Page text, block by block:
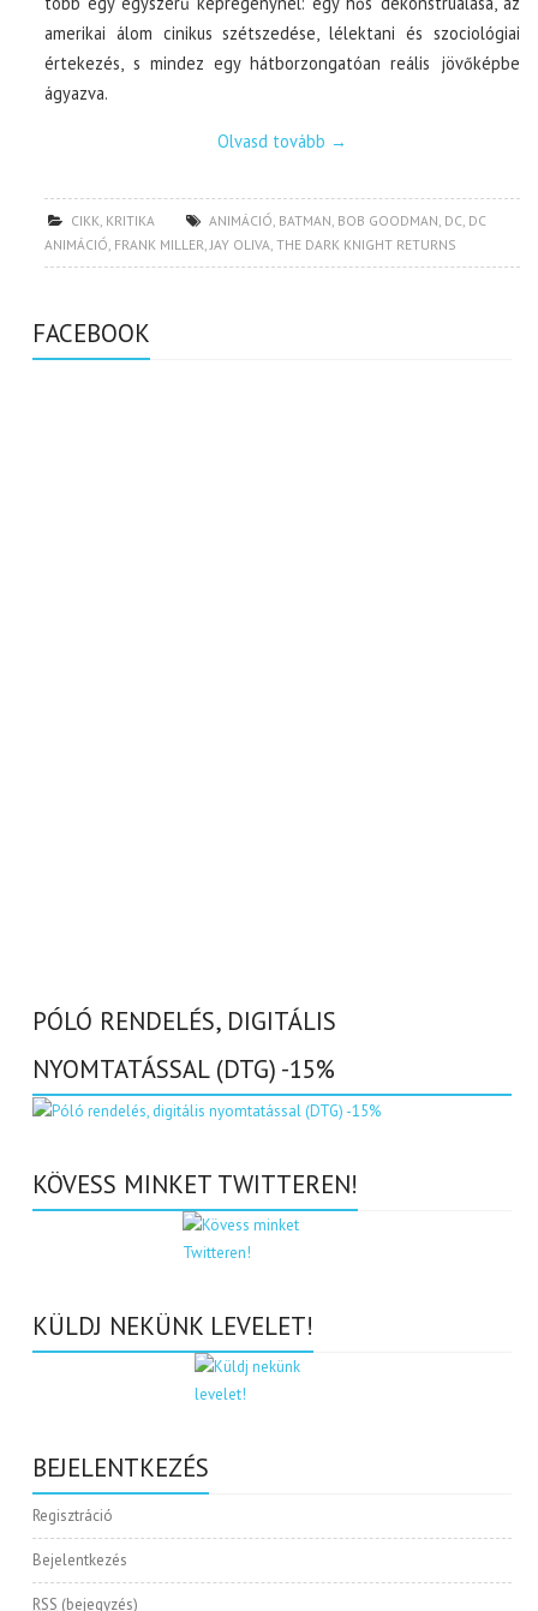
amerikai álom cinikus szétszedése, lélektani és szociológiai
értekezés, s mindez egy hátborzongatóan reális jövőképbe
ágyazva.
Olvasd tovább →
CIKK, KRITIKA ANIMÁCIÓ, BATMAN, BOB GOODMAN, DC, DC
ANIMÁCIÓ, FRANK MILLER,JAY OLIVA,THE DARK KNIGHT RETURNS
FACEBOOK
PÓLÓ RENDELÉS, DIGITÁLIS
NYOMTATÁSSAL (DTG) -15%
KÖVESS MINKET TWITTEREN!
KÜLDJ NEKÜNK LEVELET!
BEJELENTKEZÉS
Regisztráció
Bejelentkezés
RSS (bejegyzés)